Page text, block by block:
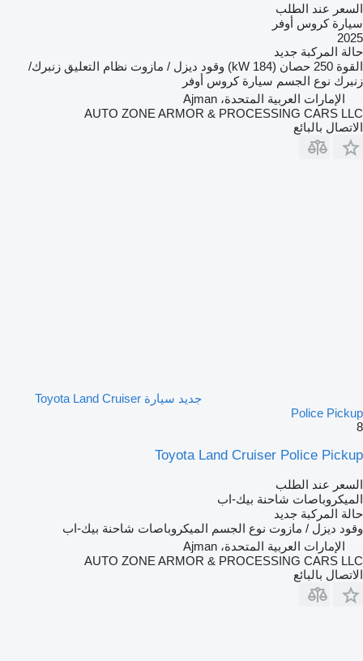
السعر عند الطلب
سيارة كروس أوفر
2025
حالة المركبة جديد
القوة 250 حصان (184 kW) وقود ديزل / مازوت نظام التعليق زنبرك/
زنبرك نوع الجسم سيارة كروس أوفر
الإمارات العربية المتحدة، Ajman
AUTO ZONE ARMOR & PROCESSING CARS LLC
الاتصال بالبائع
جديد سيارة Toyota Land Cruiser
Police Pickup
8
Toyota Land Cruiser Police Pickup
السعر عند الطلب
الميكروباصات شاحنة بيك-اب
حالة المركبة جديد
وقود ديزل / مازوت نوع الجسم الميكروباصات شاحنة بيك-اب
الإمارات العربية المتحدة، Ajman
AUTO ZONE ARMOR & PROCESSING CARS LLC
الاتصال بالبائع